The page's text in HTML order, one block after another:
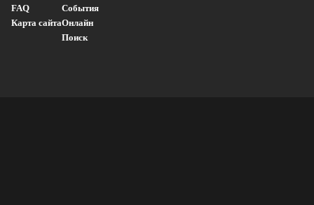
FAQ
Карта сайта
События
Онлайн
Поиск